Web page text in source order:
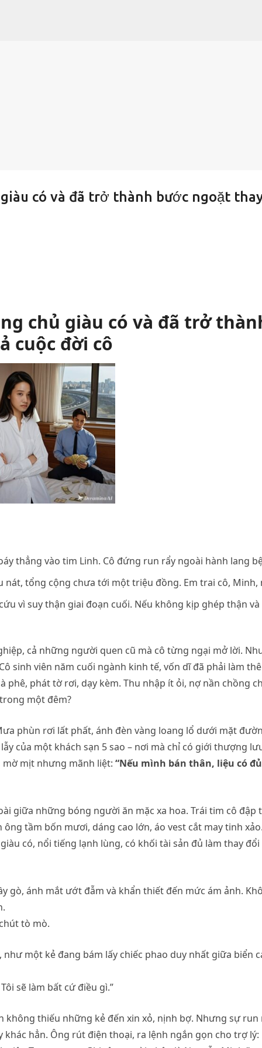
có và đã trở thành bước ngoặt
chủ giàu có và đã trở
cuộc đời cô
thẳng vào tim Linh. Cô đứng run rẩy ngoài hành lang
tổng cộng chưa tới một triệu đồng. Em trai cô, Minh,
vì suy thận giai đoạn cuối. Nếu không kịp ghép thận và
cả những người quen cũ mà cô từng ngại mở lời.
sinh viên năm cuối ngành kinh tế, vốn dĩ đã phải làm
phê, phát tờ rơi, dạy kèm. Thu nhập ít ỏi, nợ nần chồng
một đêm?
phùn rơi lất phất, ánh đèn vàng loang lổ dưới mặt
của một khách sạn 5 sao – nơi mà chỉ có giới thượng
mịt nhưng mãnh liệt: “Nếu mình bán thân, liệu có đủ
giữa những bóng người ăn mặc xa hoa. Trái tim cô đập
tầm bốn mươi, dáng cao lớn, áo vest cắt may tinh
có, nổi tiếng lạnh lùng, có khối tài sản đủ làm thay đổi
gò, ánh mắt ướt đẫm và khẩn thiết đến mức ám ảnh.
tò mò.
một kẻ đang bám lấy chiếc phao duy nhất giữa biển
sẽ làm bất cứ điều gì.”
không thiếu những kẻ đến xin xỏ, nịnh bợ. Nhưng sự run
hẳn. Ông rút điện thoại, ra lệnh ngắn gọn cho trợ lý: